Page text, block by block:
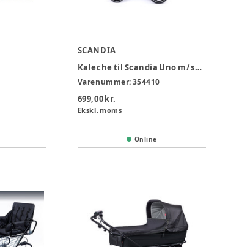
SCANDIA
Kaleche til Scandia Uno m/ servo
Varenummer:354410
699,00 kr.
Ekskl. moms
Online